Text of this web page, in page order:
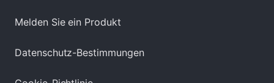
Melden Sie ein Produkt
Datenschutz-Bestimmungen